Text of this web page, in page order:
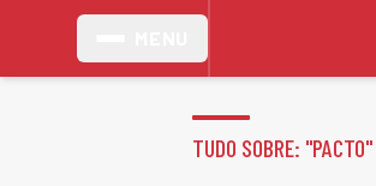
TUDO SOBRE: "PACTO"